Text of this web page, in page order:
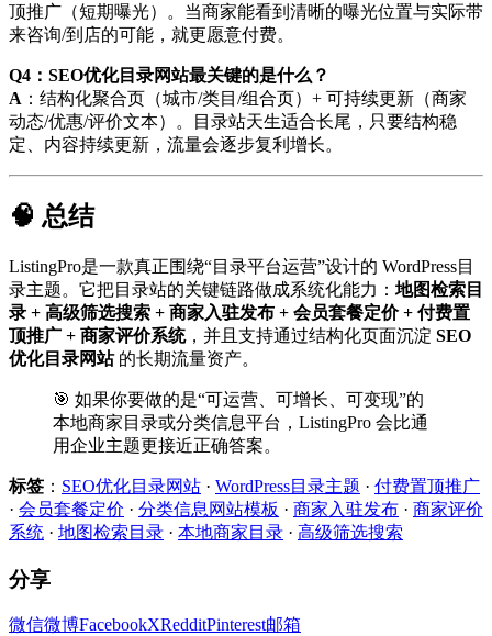
顶推广（短期曝光）。当商家能看到清晰的曝光位置与实际带
来咨询/到店的可能，就更愿意付费。
Q4：SEO优化目录网站最关键的是什么？
A ：结构化聚合页（城市/类目/组合页）+ 可持续更新（商家
动态/优惠/评价文本）。目录站天生适合长尾，只要结构稳
定、内容持续更新，流量会逐步复利增长。
🧠 总结
ListingPro是一款真正围绕“目录平台运营”设计的 WordPress目
录主题。它把目录站的关键链路做成系统化能力： 地图检索目
录 + 高级筛选搜索 + 商家入驻发布 + 会员套餐定价 + 付费置
顶推广 + 商家评价系统，并且支持通过结构化页面沉淀 SEO
优化目录网站的长期流量资产。
🎯 如果你要做的是“可运营、可增长、可变现”的
本地商家目录或分类信息平台，ListingPro 会比通
用企业主题更接近正确答案。
标签 ： SEO优化目录网站 · WordPress目录主题 · 付费置顶推广
· 会员套餐定价 · 分类信息网站模板 · 商家入驻发布 · 商家评价
系统 · 地图检索目录 · 本地商家目录 · 高级筛选搜索
分享
微信微博FacebookXRedditPinterest邮箱